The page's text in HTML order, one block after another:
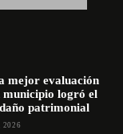
mejor evaluación
municipio logró el
patrimonial
2026